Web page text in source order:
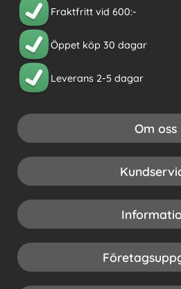
Fraktfritt vid 600:-
Öppet köp 30 dagar
Leverans 2-5 dagar
Om oss